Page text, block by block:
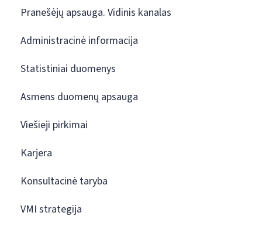
Pranešėjų apsauga. Vidinis kanalas
Administracinė informacija
Statistiniai duomenys
Asmens duomenų apsauga
Viešieji pirkimai
Karjera
Konsultacinė taryba
VMI strategija